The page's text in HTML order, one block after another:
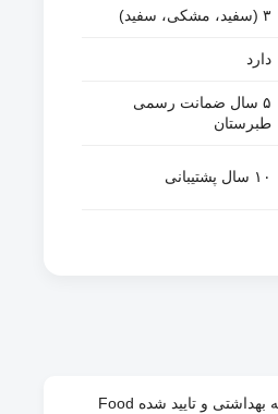
۳ (سفید، مشکی، سفید)
دارد
۵ سال ضمانت رسمی
طبرستان
۱۰ سال پشتیبانی
ساخته شده از مواد اولیه بهداشتی و تایید شده Food